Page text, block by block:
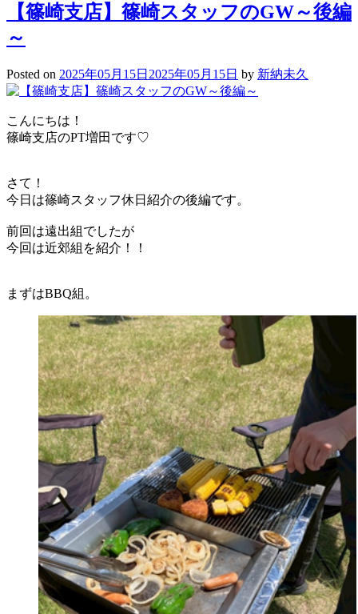
【篠崎支店】篠崎スタッフのGW～後編
～
Posted on 2025年05月15日 2025年05月15日 by 新納未久
こんにちは！
篠崎支店のPT増田です♡
さて！
今日は篠崎スタッフ休日紹介の後編です。
前回は遠出組でしたが
今回は近郊組を紹介！！
まずはBBQ組。